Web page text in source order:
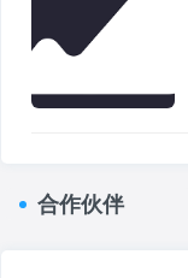
合作伙伴